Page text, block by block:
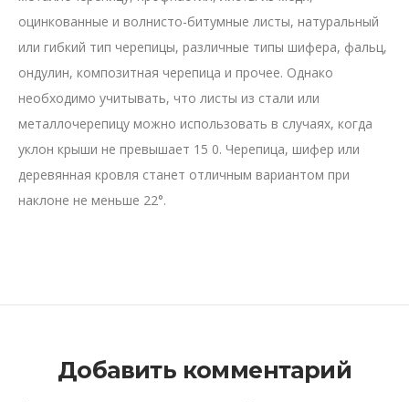
оцинкованные и волнисто-битумные листы, натуральный
или гибкий тип черепицы, различные типы шифера, фальц,
ондулин, композитная черепица и прочее. Однако
необходимо учитывать, что листы из стали или
металлочерепицу можно использовать в случаях, когда
уклон крыши не превышает 15 0. Черепица, шифер или
деревянная кровля станет отличным вариантом при
наклоне не меньше 22°.
Добавить комментарий